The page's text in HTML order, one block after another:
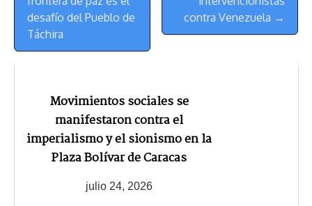
desafío del Pueblo de
Táchira
contra Venezuela →
Movimientos sociales se
manifestaron contra el
imperialismo y el sionismo en la
Plaza Bolívar de Caracas
julio 24, 2026